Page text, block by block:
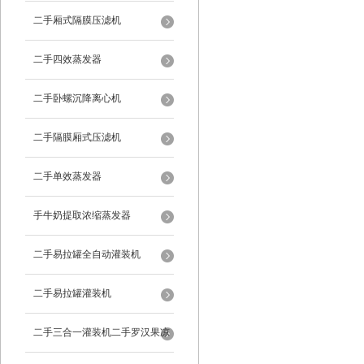
二手厢式隔膜压滤机
二手四效蒸发器
二手卧螺沉降离心机
二手隔膜厢式压滤机
二手单效蒸发器
手牛奶提取浓缩蒸发器
二手易拉罐全自动灌装机
二手易拉罐灌装机
二手三合一灌装机二手罗汉果凉